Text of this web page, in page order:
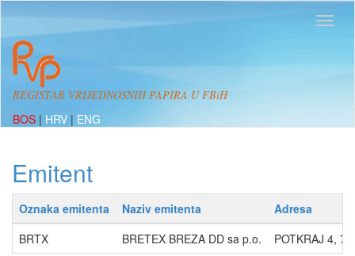
REGISTAR VRIJEDNOSNIH PAPIRA U FBiH
BOS | HRV | ENG
Emitent
Oznaka emitenta Naziv emitenta
Adresa
BRTX
BRETEX BREZA DD sa p.o. POTKRAJ 4,